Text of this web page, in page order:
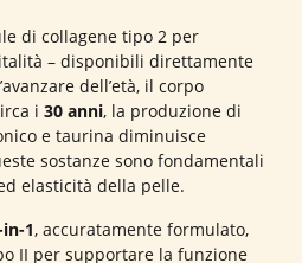
di collagene tipo 2 per
– disponibili direttamente
dell’età, il corpo
i 30 anni, la produzione di
e taurina diminuisce
sostanze sono fondamentali
elasticità della pelle.
1, accuratamente formulato,
II per supportare la funzione